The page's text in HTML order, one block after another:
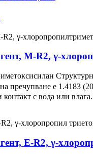
M-R2, γ-
пречупване е 1.4183
контакт с вода или
E-R2, γ-